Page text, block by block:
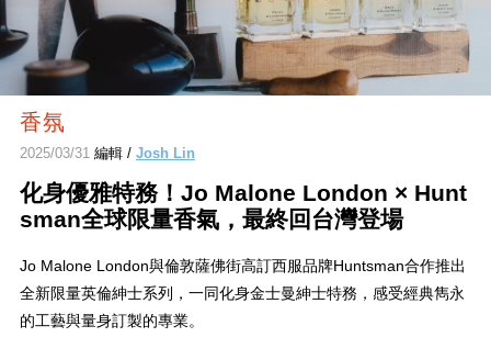
香氛
2025/03/31編輯 / Josh Lin
化身優雅特務！Jo Malone London × Hunt
sman全球限量香氣，最終回台灣登場
Jo Malone London與倫敦薩佛街高訂西服品牌Huntsman合作推出
全新限量英倫紳士系列，一同化身金士曼紳士特務，感受經典雋永
的工藝與量身訂製的專業。